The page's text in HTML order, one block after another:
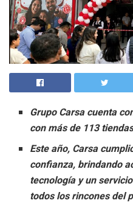
Grupo Carsa cuenta
con más de 113
Este año, Carsa
confianza, brindando
tecnología y un
todos los rincones del